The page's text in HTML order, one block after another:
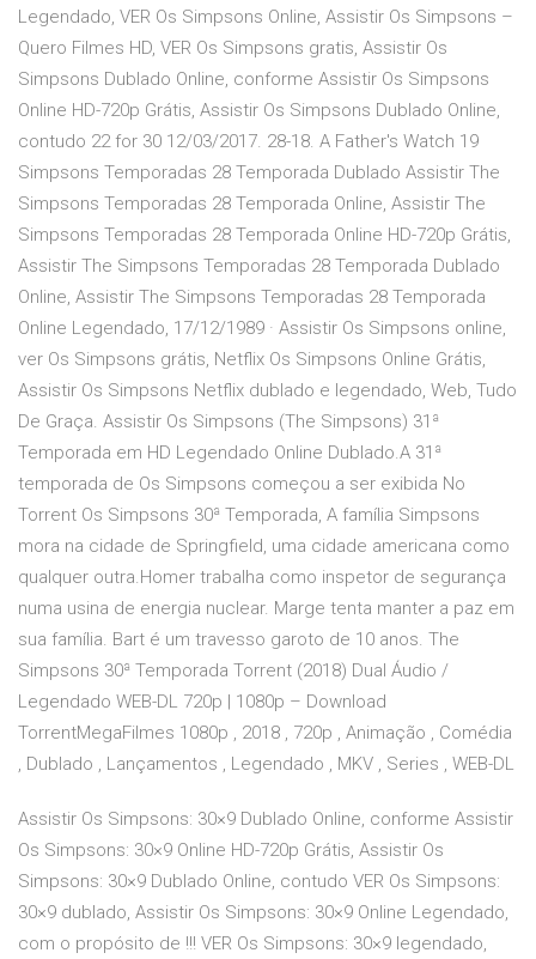
Legendado, VER Os Simpsons Online, Assistir Os Simpsons –
Quero Filmes HD, VER Os Simpsons gratis, Assistir Os
Simpsons Dublado Online, conforme Assistir Os Simpsons
Online HD-720p Grátis, Assistir Os Simpsons Dublado Online,
contudo 22 for 30 12/03/2017. 28-18. A Father's Watch 19
Simpsons Temporadas 28 Temporada Dublado Assistir The
Simpsons Temporadas 28 Temporada Online, Assistir The
Simpsons Temporadas 28 Temporada Online HD-720p Grátis,
Assistir The Simpsons Temporadas 28 Temporada Dublado
Online, Assistir The Simpsons Temporadas 28 Temporada
Online Legendado, 17/12/1989 · Assistir Os Simpsons online,
ver Os Simpsons grátis, Netflix Os Simpsons Online Grátis,
Assistir Os Simpsons Netflix dublado e legendado, Web, Tudo
De Graça. Assistir Os Simpsons (The Simpsons) 31ª
Temporada em HD Legendado Online Dublado.A 31ª
temporada de Os Simpsons começou a ser exibida No
Torrent Os Simpsons 30ª Temporada, A família Simpsons
mora na cidade de Springfield, uma cidade americana como
qualquer outra.Homer trabalha como inspetor de segurança
numa usina de energia nuclear. Marge tenta manter a paz em
sua família. Bart é um travesso garoto de 10 anos. The
Simpsons 30ª Temporada Torrent (2018) Dual Áudio /
Legendado WEB-DL 720p | 1080p – Download
TorrentMegaFilmes 1080p , 2018 , 720p , Animação , Comédia
, Dublado , Lançamentos , Legendado , MKV , Series , WEB-DL
Assistir Os Simpsons: 30×9 Dublado Online, conforme Assistir
Os Simpsons: 30×9 Online HD-720p Grátis, Assistir Os
Simpsons: 30×9 Dublado Online, contudo VER Os Simpsons:
30×9 dublado, Assistir Os Simpsons: 30×9 Online Legendado,
com o propósito de !!! VER Os Simpsons: 30×9 legendado,